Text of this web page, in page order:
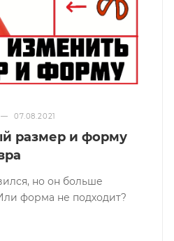
— 07.08.2021
размер и форму
но он больше
форма не подходит?